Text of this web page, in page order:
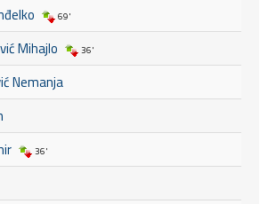
69'
Mihajlo 36'
Nemanja
36'